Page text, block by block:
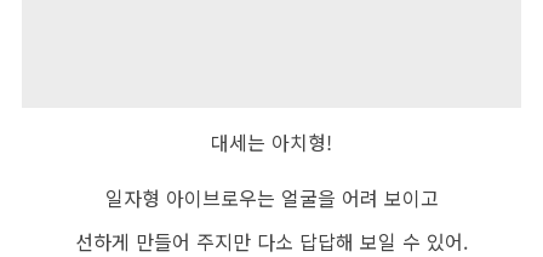
대세는 아치형!
일자형 아이브로우는 얼굴을 어려 보이고
선하게 만들어 주지만 다소 답답해 보일 수 있어.